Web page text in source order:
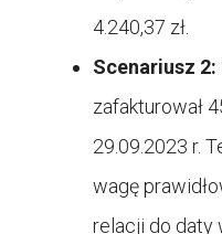
4.240,37 zł.
Scenariusz 2:
zafakturował
29.09.2023 r.
wagę
relacji do daty